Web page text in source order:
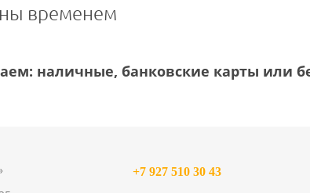
временем
наличные, банковские карты или
+7 927 510 30 43